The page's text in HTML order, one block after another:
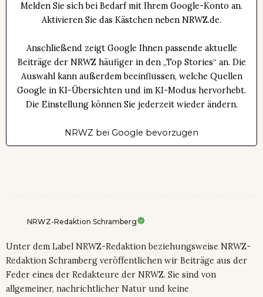
Melden Sie sich bei Bedarf mit Ihrem Google-Konto an.
Aktivieren Sie das Kästchen neben NRWZ.de.
Anschließend zeigt Google Ihnen passende aktuelle
Beiträge der NRWZ häufiger in den „Top Stories“ an. Die
Auswahl kann außerdem beeinflussen, welche Quellen
Google in KI-Übersichten und im KI-Modus hervorhebt.
Die Einstellung können Sie jederzeit wieder ändern.
NRWZ bei Google bevorzugen
NRWZ-Redaktion Schramberg
Unter dem Label NRWZ-Redaktion beziehungsweise NRWZ-
Redaktion Schramberg veröffentlichen wir Beiträge aus der
Feder eines der Redakteure der NRWZ. Sie sind von
allgemeiner, nachrichtlicher Natur und keine